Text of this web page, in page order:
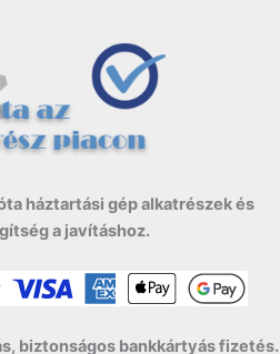
háztartási gép alkatrészek és
a javításhoz.
biztonságos bankkártyás fizetés.